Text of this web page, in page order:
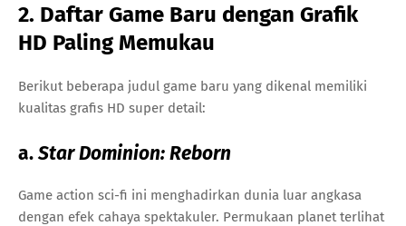
2. Daftar Game Baru dengan Grafik
HD Paling Memukau
Berikut beberapa judul game baru yang dikenal memiliki
kualitas grafis HD super detail:
a.Star Dominion: Reborn
Game action sci-fi ini menghadirkan dunia luar angkasa
dengan efek cahaya spektakuler. Permukaan planet terlihat